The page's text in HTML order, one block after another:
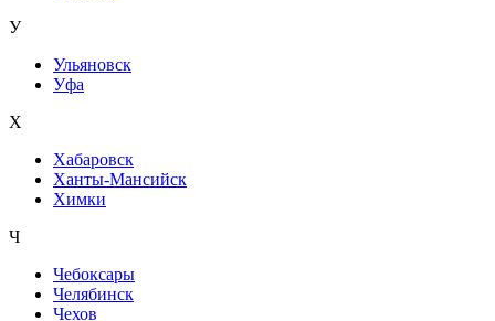
У
Ульяновск
Уфа
Х
Хабаровск
Ханты-Мансийск
Химки
Ч
Чебоксары
Челябинск
Чехов